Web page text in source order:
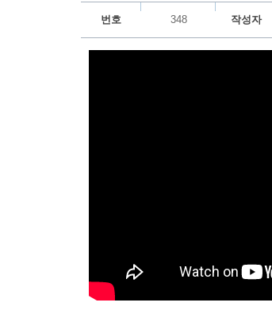
번호 348 작성자